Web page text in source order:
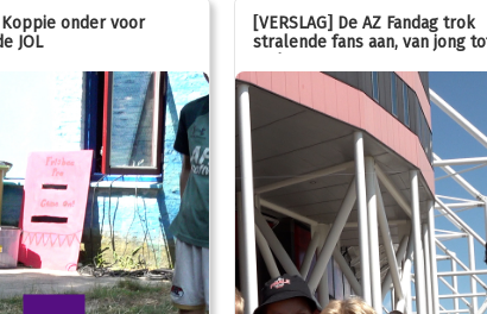
Koppie onder voor
JOL
[VERSLAG] De AZ Fandag trok
stralende fans aan, van jong